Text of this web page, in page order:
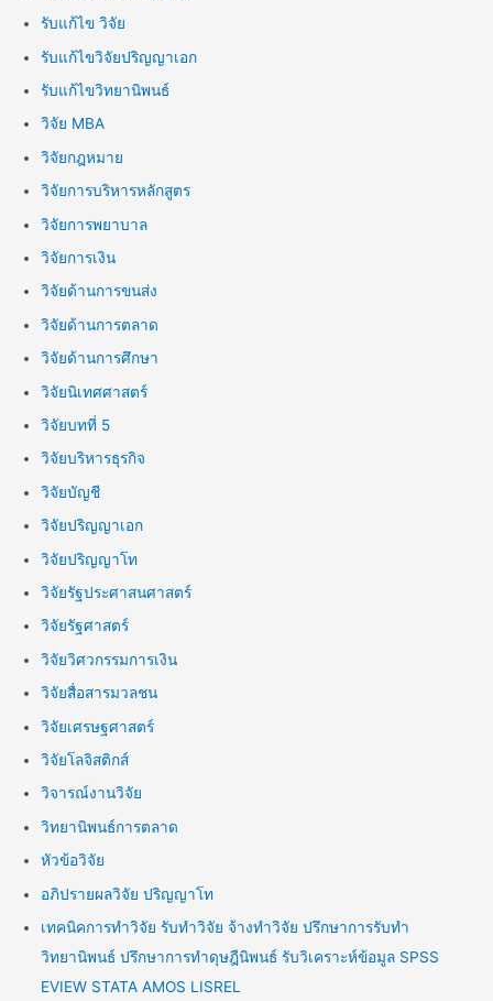
รับแก้ไข วิจัย
รับแก้ไขวิจัยปริญญาเอก
รับแก้ไขวิทยานิพนธ์
วิจัย MBA
วิจัยกฎหมาย
วิจัยการบริหารหลักสูตร
วิจัยการพยาบาล
วิจัยการเงิน
วิจัยด้านการขนส่ง
วิจัยด้านการตลาด
วิจัยด้านการศึกษา
วิจัยนิเทศศาสตร์
วิจัยบทที่ 5
วิจัยบริหารธุรกิจ
วิจัยบัญชี
วิจัยปริญญาเอก
วิจัยปริญญาโท
วิจัยรัฐประศาสนศาสตร์
วิจัยรัฐศาสตร์
วิจัยวิศวกรรมการเงิน
วิจัยสื่อสารมวลชน
วิจัยเศรษฐศาสตร์
วิจัยโลจิสติกส์
วิจารณ์งานวิจัย
วิทยานิพนธ์การตลาด
หัวข้อวิจัย
อภิปรายผลวิจัย ปริญญาโท
เทคนิคการทำวิจัย รับทำวิจัย จ้างทำวิจัย ปรึกษาการรับทำ
วิทยานิพนธ์ ปรึกษาการทำดุษฎีนิพนธ์ รับวิเคราะห์ข้อมูล SPSS
EVIEW STATA AMOS LISREL